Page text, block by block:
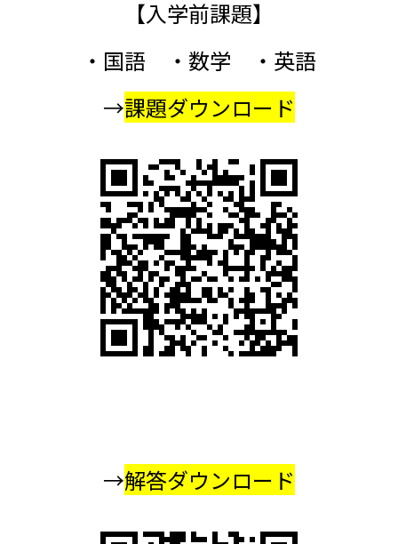
【入学前課題】
・国語 ・数学 ・英語
→課題ダウンロード
→解答ダウンロード